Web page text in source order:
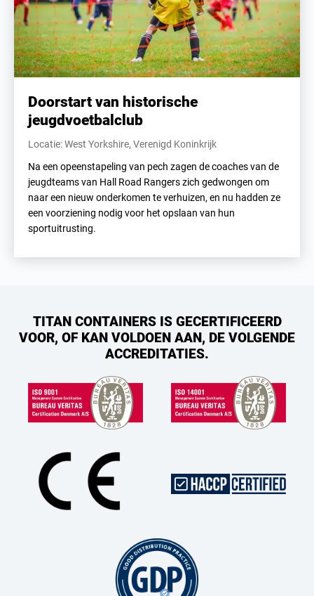
Doorstart van historische
jeugdvoetbalclub
Locatie: West Yorkshire, Verenigd Koninkrijk
Na een opeenstapeling van pech zagen de coaches van de
jeugdteams van Hall Road Rangers zich gedwongen om
naar een nieuw onderkomen te verhuizen, en nu hadden ze
een voorziening nodig voor het opslaan van hun
sportuitrusting.
TITAN CONTAINERS IS GECERTIFICEERD
VOOR, OF KAN VOLDOEN AAN, DE VOLGENDE
ACCREDITATIES.